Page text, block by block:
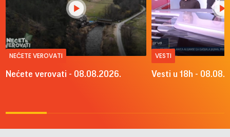
NEĆETE VEROVATI
Nećete verovati - 08.08.2026.
VESTI
Vesti u 18h -